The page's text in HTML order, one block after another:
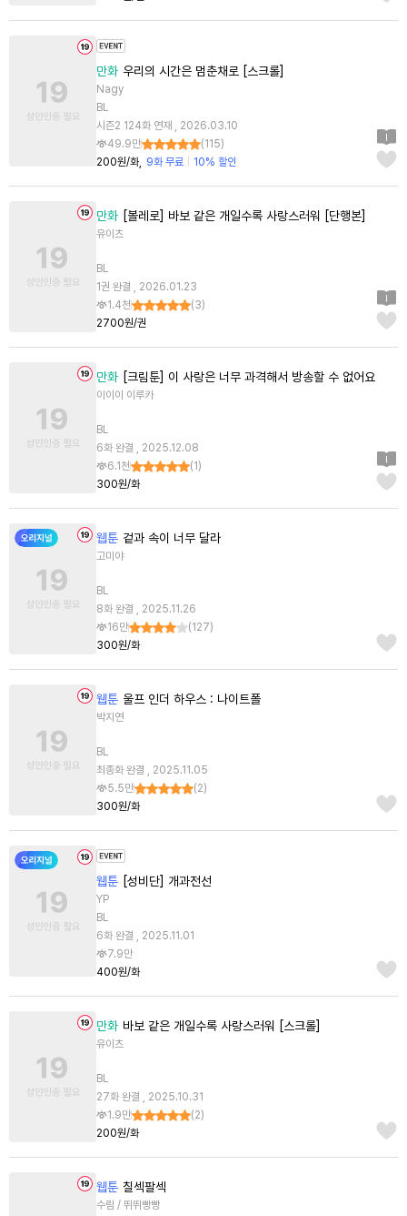
만화 우리의 시간은 멈춘채로 [스크롤]
Nagy
BL
시즌2 124화 연재 , 2026.03.10
49.9만
(115)
200원/화
9화 무료 10% 할인
만화 [볼레로] 바보 같은 개일수록 사랑스러워 [단행본]
유이츠
BL
1권 완결 , 2026.01.23
1.4천
(3)
2700원/권
만화 [크림툰] 이 사랑은 너무 과격해서 방송할 수 없어요
이이이 이루카
BL
6화 완결 , 2025.12.08
6.1천
(1 )
300원/화
웹툰 겉과 속이 너무 달라
고미야
BL
8화 완결 , 2025.11.26
16만
(127)
300원/화
웹툰 울프 인더 하우스 : 나이트폴
박지연
BL
최종화 완결 , 2025.11.05
5.5만
(2)
300원/화
웹툰 [성비단] 개과전선
YP
BL
6화 완결 , 2025.11.01
7.9만
400원/화
만화 바보 같은 개일수록 사랑스러워 [스크롤]
유이츠
BL
27화 완결 , 2025.10.31
1.9만
(2)
200원/화
웹툰 칠섹팔섹
수림 / 뛰뛰빵빵